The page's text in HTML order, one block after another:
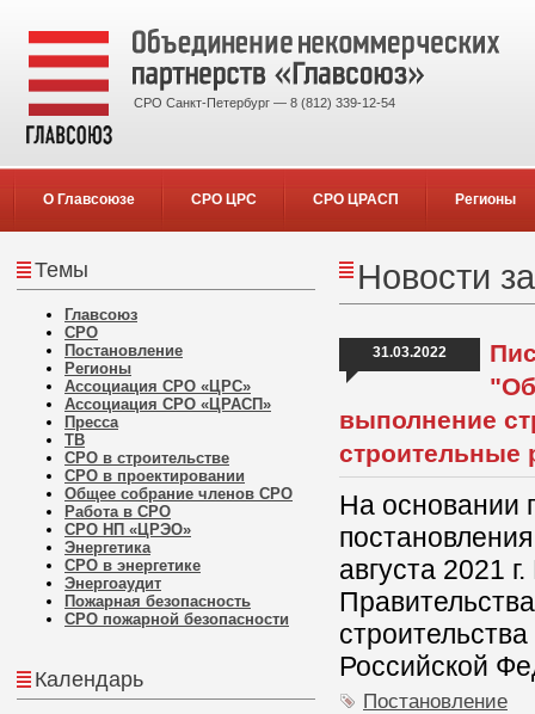
СРО Санкт-Петербург — 8 (812) 339-12-54
О Главсоюзе СРО ЦРС СРО ЦРАСП Регионы
Темы
Главсоюз
СРО
Постановление
Регионы
Ассоциация СРО «ЦРС»
Ассоциация СРО «ЦРАСП»
Пресса
ТВ
СРО в строительстве
СРО в проектировании
Общее собрание членов СРО
Работа в СРО
СРО НП «ЦРЭО»
Энергетика
СРО в энергетике
Энергоаудит
Пожарная безопасность
СРО пожарной безопасности
Календарь
Новости
31.03.2022
выполнение
строительные
На основании
августа 2021
Российской
Постановление